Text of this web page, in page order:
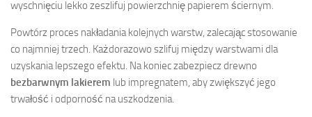
wyschnięciu lekko zeszlifuj powierzchnię papierem ściernym.
Powtórz proces nakładania kolejnych warstw, zalecając stosowanie
co najmniej trzech. Każdorazowo szlifuj między warstwami dla
uzyskania lepszego efektu. Na koniec zabezpiecz drewno
bezbarwnym lakierem lub impregnatem, aby zwiększyć jego
trwałość i odporność na uszkodzenia.